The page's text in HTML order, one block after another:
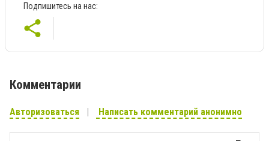
Подпишитесь на нас:
Комментарии
Авторизоваться Написать комментарий анонимно